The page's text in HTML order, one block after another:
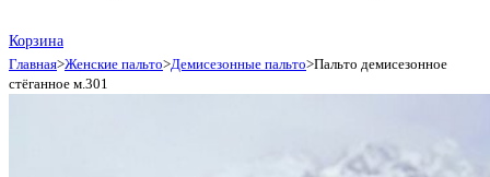
Корзина
Главная>Женские пальто>Демисезонные пальто>Пальто демисезонное
стёганное м.301